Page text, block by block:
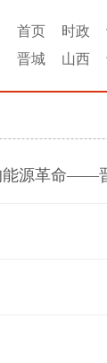
首页 时政
晋城
山西
能源革命